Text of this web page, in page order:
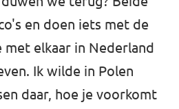
en doen iets met de
met elkaar in Nederland
Ik wilde in Polen
daar, hoe je voorkomt